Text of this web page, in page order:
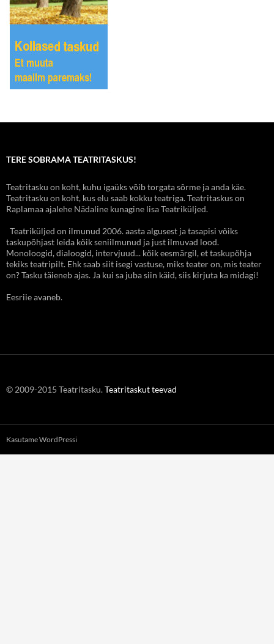
TERE SOBRAMA TEATRITASKUS!
Teatritasku on koht, kuhu igaüks võib torgata sõrme ja anda käe.
Teatritasku on koht, kus elu saab kokku teatriga. Teatritaskus on
Raplamaa ajalehe Nädaline kunagine lisa Teatriküljed.
Teatriküljed on ilmunud 2006. aasta algusest ja tasapisi võiks
taskupõhjast leida kõik seniilmunud ja just ilmuvad lood.
Monoloogid, dialoogid, intervjuud... kõik eesmärgil, et taskupõhja
tekiks teatripilt. Ehk saab siit isegi vastuse, miks teater on, mis teater
on? Tasku täieneb ajas. Ja kui sa juba siin käid, siis kirjuta ka midagi!
Eesriie avaneb.
© 2009-2015 Teatritasku.Teatritaskut teevad
Kasutame WordPressi